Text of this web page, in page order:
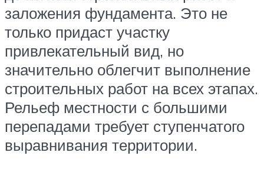
заложения фундамента. Это не
только придаст участку
привлекательный вид, но
значительно облегчит выполнение
строительных работ на всех этапах.
Рельеф местности с большими
перепадами требует ступенчатого
выравнивания территории.